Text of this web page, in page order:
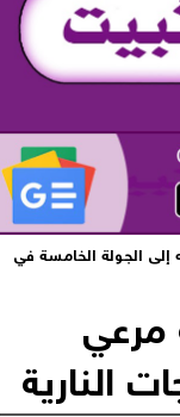
الجولة الخامسة في
مرعي
النارية